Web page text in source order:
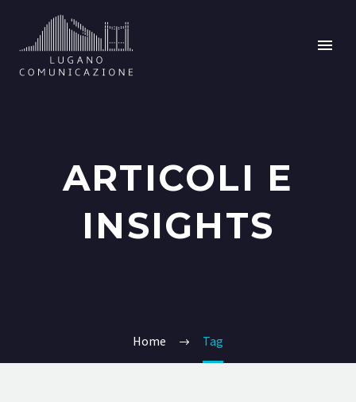
ARTICOLI E
INSIGHTS
Home Tag